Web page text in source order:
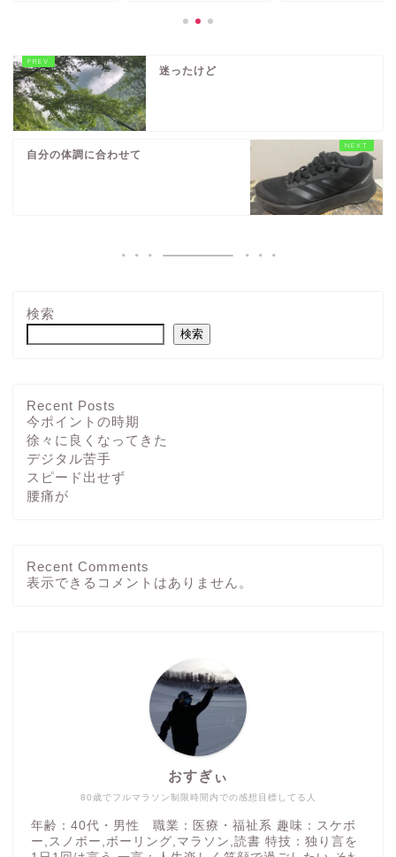
迷ったけど
自分の体調に合わせて
検索
検索
Recent Posts
今ポイントの時期
徐々に良くなってきた
デジタル苦手
スピード出せず
腰痛が
Recent Comments
表示できるコメントはありません。
80歳でフルマラソン制限時間内での感想目標してる人
おすぎぃ
年齢：40代・男性 職業：医療・福祉系 趣味：スケボ
ー,スノボー,ボーリング,マラソン,読書 特技：独り言を